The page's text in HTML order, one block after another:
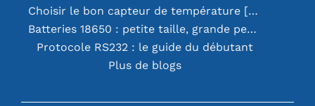
Choisir le bon capteur de température [youtube]
Batteries 18650 : petite taille, grande performance
Protocole RS232 : le guide du débutant
Plus de blogs